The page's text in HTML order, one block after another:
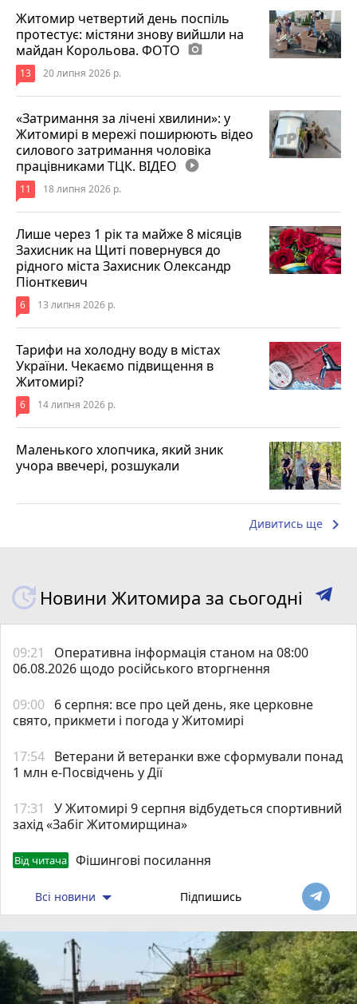
Житомир четвертий день поспіль
протестує: містяни знову вийшли на
майдан Корольова. ФОТО photo_camera
13 20 липня 2026 р.
«Затримання за лічені хвилини»: у
Житомирі в мережі поширюють відео
силового затримання чоловіка
працівниками ТЦК. ВІДЕО play_circle_filled
11 18 липня 2026 р.
Лише через 1 рік та майже 8 місяців
Захисник на Щиті повернувся до
рідного міста Захисник Олександр
Піонткевич
6 13 липня 2026 р.
Тарифи на холодну воду в містах
України. Чекаємо підвищення в
Житомирі?
6 14 липня 2026 р.
Маленького хлопчика, який зник
учора ввечері, розшукали
Дивитись ще keyboard_arrow_right
Новини Житомира за сьогодні
09:21
Оперативна інформація станом на 08:00
06.08.2026 щодо російського вторгнення
09:00 6 серпня: все про цей день, яке церковне
свято, прикмети і погода у Житомирі
17:54 Ветерани й ветеранки вже сформували понад
1 млн е-Посвідчень у Дії
17:31
У Житомирі 9 серпня відбудеться спортивний
захід «Забіг Житомирщина»
Від читача Фішингові посилання
Всі новини Підпишись